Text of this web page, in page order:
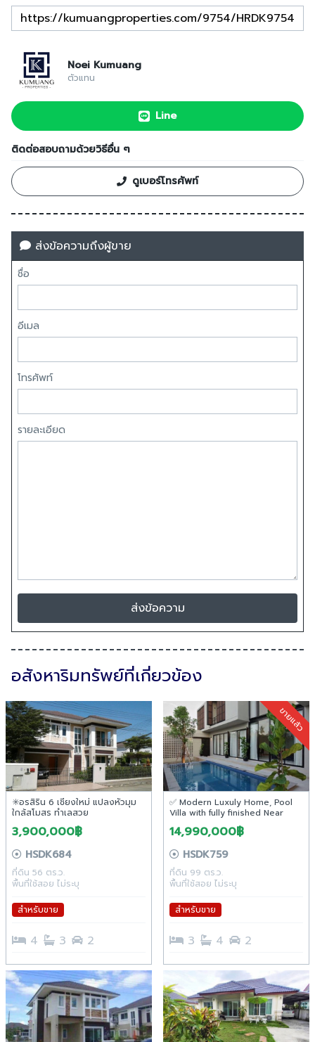
Noei Kumuang
ตัวแทน
Line
ติดต่อสอบถามด้วยวิธีอื่น ๆ
ดูเบอร์โทรศัพท์
ส่งข้อความถึงผู้ขาย
ชื่อ
อีเมล
โทรศัพท์
รายละเอียด
ส่งข้อความ
อสังหาริมทรัพย์ที่เกี่ยวข้อง
✳️อรสิริน 6 เชียงใหม่ แปลงหัวมุม
ใกล้สโมสร ทำเลสวย
3,900,000฿
HSDK684
ที่ดิน 56 ตร.ว.
พื้นที่ใช้สอย ไม่ระบุ
สำหรับขาย
4 3 2
ขายแล้ว
✅ Modern Luxuly Home, Pool
Villa with fully finished Near
Central Festival 6 km.
14,990,000฿
HSDK759
ที่ดิน 99 ตร.ว.
พื้นที่ใช้สอย ไม่ระบุ
สำหรับขาย
3 4 2